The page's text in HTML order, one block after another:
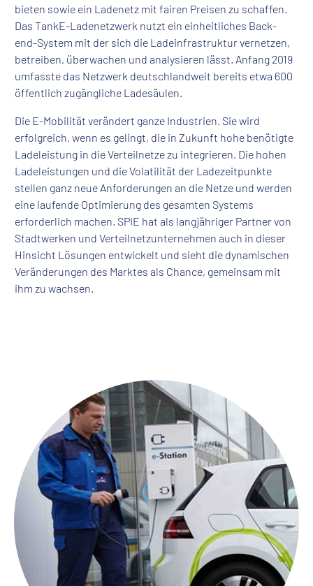
bieten sowie ein Ladenetz mit fairen Preisen zu schaffen.
Das TankE-Ladenetzwerk nutzt ein einheitliches Back-
end-System mit der sich die Ladeinfrastruktur vernetzen,
betreiben, überwachen und analysieren lässt. Anfang 2019
umfasste das Netzwerk deutschlandweit bereits etwa 600
öffentlich zugängliche Ladesäulen.
Die E-Mobilität verändert ganze Industrien. Sie wird
erfolgreich, wenn es gelingt, die in Zukunft hohe benötigte
Ladeleistung in die Verteilnetze zu integrieren. Die hohen
Ladeleistungen und die Volatilität der Ladezeitpunkte
stellen ganz neue Anforderungen an die Netze und werden
eine laufende Optimierung des gesamten Systems
erforderlich machen. SPIE hat als langjähriger Partner von
Stadtwerken und Verteilnetzunternehmen auch in dieser
Hinsicht Lösungen entwickelt und sieht die dynamischen
Veränderungen des Marktes als Chance, gemeinsam mit
ihm zu wachsen.